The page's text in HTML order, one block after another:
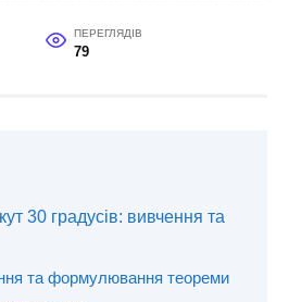
ПЕРЕГЛЯДІВ
79
30 градусів: вивчення та
та формулювання теореми